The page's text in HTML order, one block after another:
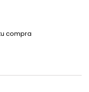
compra